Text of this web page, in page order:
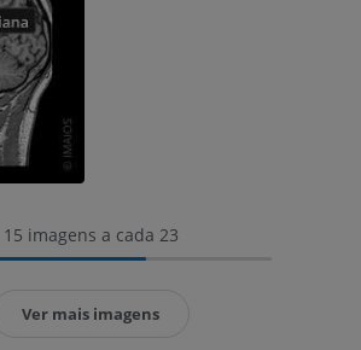
15 imagens a cada 23
Ver mais imagens